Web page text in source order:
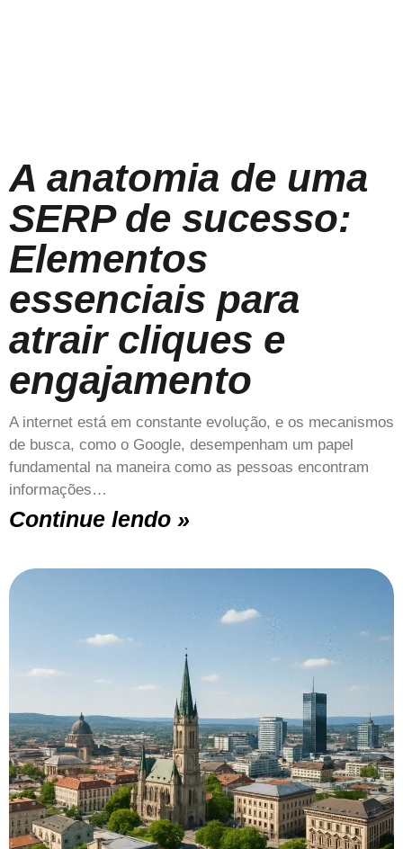
A anatomia de uma
SERP de sucesso:
Elementos
essenciais para
atrair cliques e
engajamento
A internet está em constante evolução, e os mecanismos
de busca, como o Google, desempenham um papel
fundamental na maneira como as pessoas encontram
informações…
Continue lendo »